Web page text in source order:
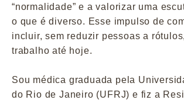
“normalidade” e a valorizar uma
o que é diverso. Esse impulso de
incluir, sem reduzir pessoas a
trabalho até hoje.
Sou médica graduada pela
do Rio de Janeiro (UFRJ) e fiz a